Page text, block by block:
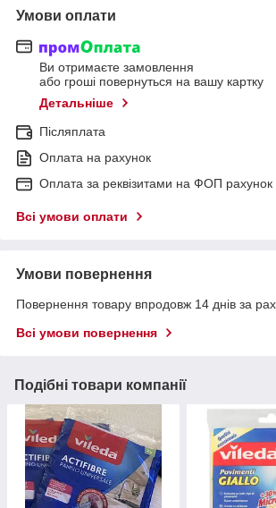
Умови оплати
Ви отримаєте замовлення
або гроші повернуться на вашу картку
Детальніше
Післяплата
Оплата на рахунок
Оплата за реквізитами на ФОП рахунок
Всі умови оплати
Умови повернення
Повернення товару впродовж 14 днів за
Всі умови повернення
Подібні товари компанії